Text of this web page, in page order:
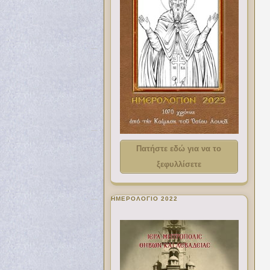
Πατήστε εδώ για να το
ξεφυλλίσετε
ΗΜΕΡΟΛΟΓΙΟ 2022